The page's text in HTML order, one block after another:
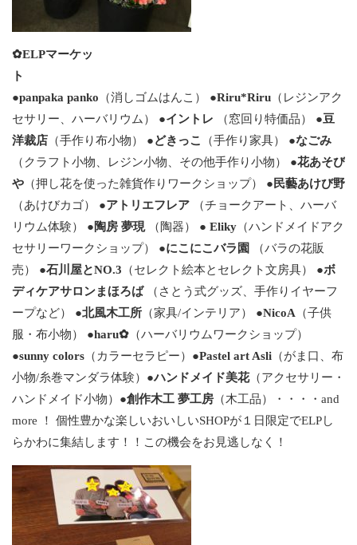
✿ELPマーケッ
ト
●panpaka panko （消しゴムはんこ） ●Riru*Riru （レジンアク
セサリー、ハーバリウム） ●イントレ （窓回り特価品） ●豆
洋裁店 （手作り布小物） ●どきっこ （手作り家具） ●なごみ
（クラフト小物、レジン小物、その他手作り小物） ●花あそび
や （押し花を使った雑貨作りワークショップ） ● 民藝あけび野
（あけびカゴ） ●アトリエフレア （チョークアート、ハーバ
リウム体験） ●陶房 夢現（陶器） ● Eliky （ハンドメイドアク
セサリーワークショップ） ●にこにこバラ園
（バラの花販
売） ●石川屋とNO.3 （セレクト絵本とセレクト文房具） ●ボ
ディケアサロンまほろば（さとう式グッズ、手作りイヤーフ
ープなど） ●北風木工所 （家具/インテリア） ●NicoA （子供
服・布小物） ●haru✿ （ハーバリウムワークショップ）
●sunny colors （カラーセラピー）●Pastel art Asli （がま口、布
小物/糸巻マンダラ体験）●ハンドメイド美花（アクセサリー・
ハンドメイド小物）●創作木工 夢工房 （木工品）・・・・and
more ！ 個性豊かな楽しいおいしいSHOPが１日限定でELPし
らかわに集結します！！この機会をお見逃しなく！